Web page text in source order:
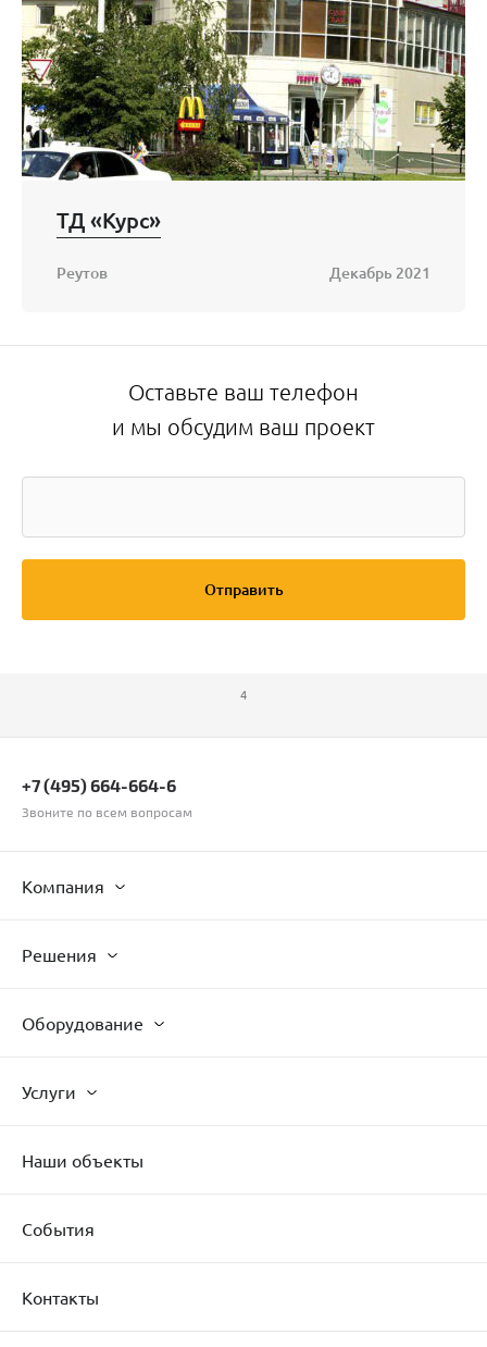
ТД «Курс»
Реутов Декабрь 2021
Оставьте ваш телефон
и мы обсудим ваш проект
Отправить
4
+7 (495) 664-664-6
Звоните по всем вопросам
Компания
Решения
Оборудование
Услуги
Наши объекты
События
Контакты